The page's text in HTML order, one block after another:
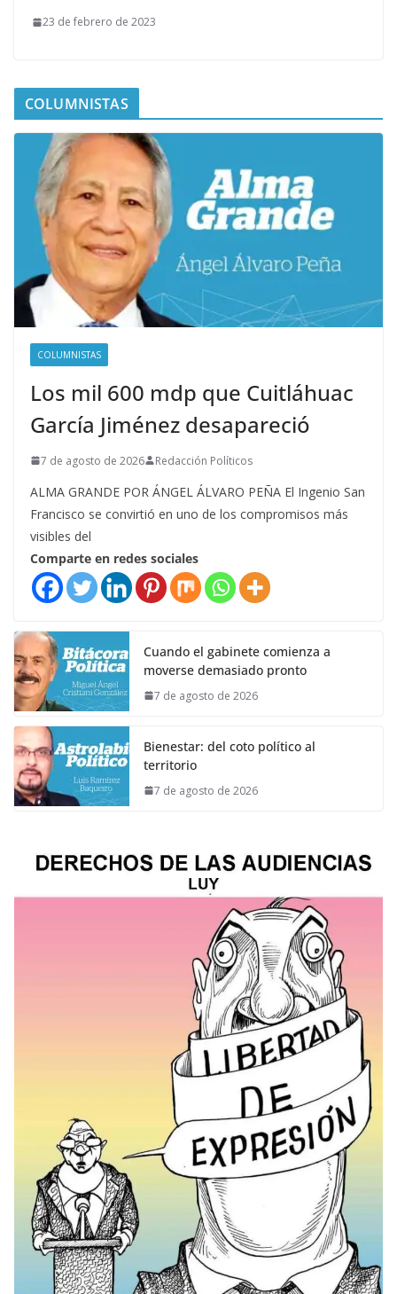
23 de febrero de 2023
COLUMNISTAS
COLUMNISTAS
Los mil 600 mdp que Cuitláhuac
García Jiménez desapareció
7 de agosto de 2026 Redacción Políticos
ALMA GRANDE POR ÁNGEL ÁLVARO PEÑA El Ingenio San
Francisco se convirtió en uno de los compromisos más
visibles del
Comparte en redes sociales
Cuando el gabinete comienza a
moverse demasiado pronto
7 de agosto de 2026
Bienestar: del coto político al
territorio
7 de agosto de 2026